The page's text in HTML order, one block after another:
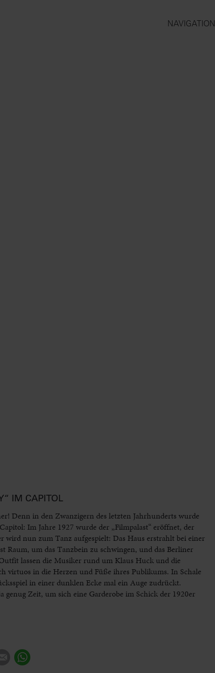
NAVIGATION
IM CAPITOL
Denn in den Zwanzigern des letzten Jahrhunderts wurde
Im Jahre 1927 wurde der „Filmpalast“ eröffnet, der
nun zum Tanz aufgespielt: Das Haus erstrahlt bei einer
Raum, um das Tanzbein zu schwingen, und das Berliner
lassen die Musiker rund um Klaus Huck und die
virtuos in die Herzen und Füße ihres Publikums. In Schale
in einer dunklen Ecke mal ein Auge zudrückt.
Zeit, um sich eine Garderobe im Schick der 1920er
E-mail